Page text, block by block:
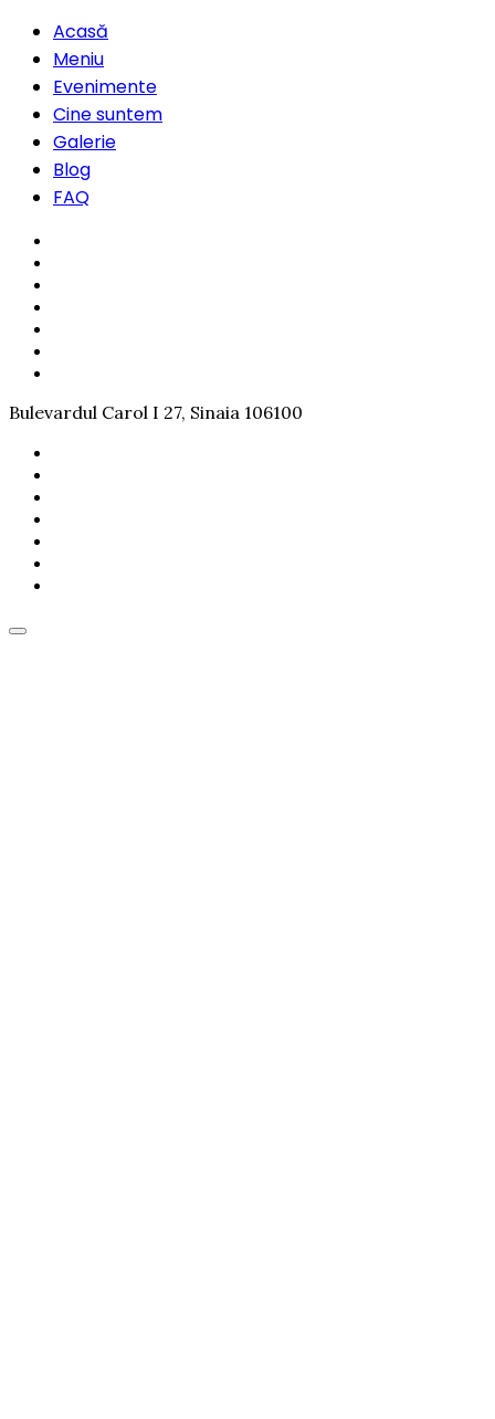
Acasă
Meniu
Evenimente
Cine suntem
Galerie
Blog
FAQ
Bulevardul Carol I 27, Sinaia 106100